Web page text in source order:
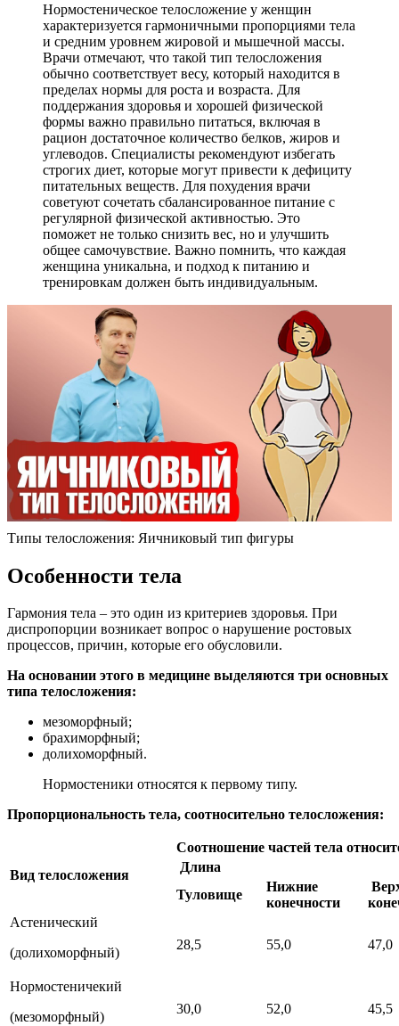
Нормостеническое телосложение у женщин
характеризуется гармоничными пропорциями тела
и средним уровнем жировой и мышечной массы.
Врачи отмечают, что такой тип телосложения
обычно соответствует весу, который находится в
пределах нормы для роста и возраста. Для
поддержания здоровья и хорошей физической
формы важно правильно питаться, включая в
рацион достаточное количество белков, жиров и
углеводов. Специалисты рекомендуют избегать
строгих диет, которые могут привести к дефициту
питательных веществ. Для похудения врачи
советуют сочетать сбалансированное питание с
регулярной физической активностью. Это
поможет не только снизить вес, но и улучшить
общее самочувствие. Важно помнить, что каждая
женщина уникальна, и подход к питанию и
тренировкам должен быть индивидуальным.
Типы телосложения: Яичниковый тип фигуры
Особенности тела
Гармония тела – это один из критериев здоровья. При
диспропорции возникает вопрос о нарушение ростовых
процессов, причин, которые его обусловили.
На основании этого в медицине выделяются три основных
типа телосложения:
мезоморфный;
брахиморфный;
долихоморфный.
Нормостеники относятся к первому типу.
Пропорциональность тела, соотносительно телосложения:
Вид телосложения
Соотношение частей тела
Длина
Туловище
Нижние
конечности
Астенический
(долихоморфный)
28,5 55,0 47,0
Нормостеничекий
(мезоморфный)
30,0 52,0 45,5